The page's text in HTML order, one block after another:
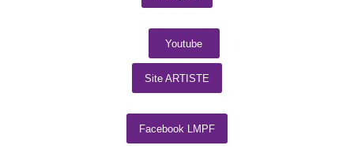
Youtube
Site ARTISTE
Facebook LMPF